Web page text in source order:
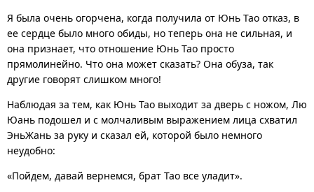
Я была очень огорчена, когда получила от Юнь Тао отказ, в
ее сердце было много обиды, но теперь она не сильная, и
она признает, что отношение Юнь Тао просто
прямолинейно. Что она может сказать? Она обуза, так
другие говорят слишком много!
Наблюдая за тем, как Юнь Тао выходит за дверь с ножом, Лю
Юань подошел и с молчаливым выражением лица схватил
ЭньЖань за руку и сказал ей, которой было немного
неудобно:
«Пойдем, давай вернемся, брат Тао все уладит».